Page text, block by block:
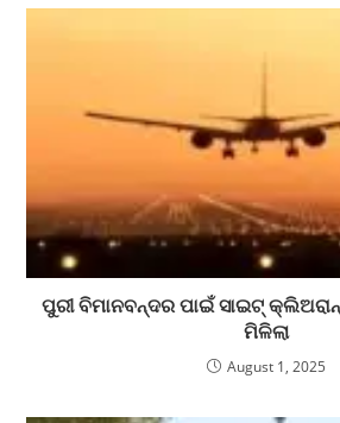
ପୁରୀ ବିମାନବନ୍ଦର ପାଇଁ ସାଇଟ୍
ମିଳିଲା
August 1, 2025